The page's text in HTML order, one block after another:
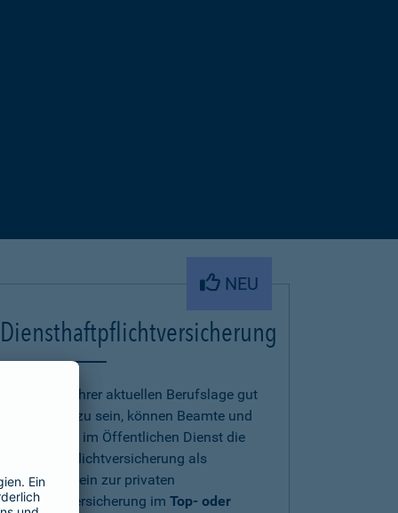
NEU
Diensthaftpflichtversicherung
Um auch in Ihrer aktuellen Berufslage gut
abgesichert zu sein, können Beamte und
Beschäftigte im Öffentlichen Dienst die
Diensthaftpflichtversicherung als
Zusatzbaustein zur privaten
Haftpflichtversicherung imTop- oder